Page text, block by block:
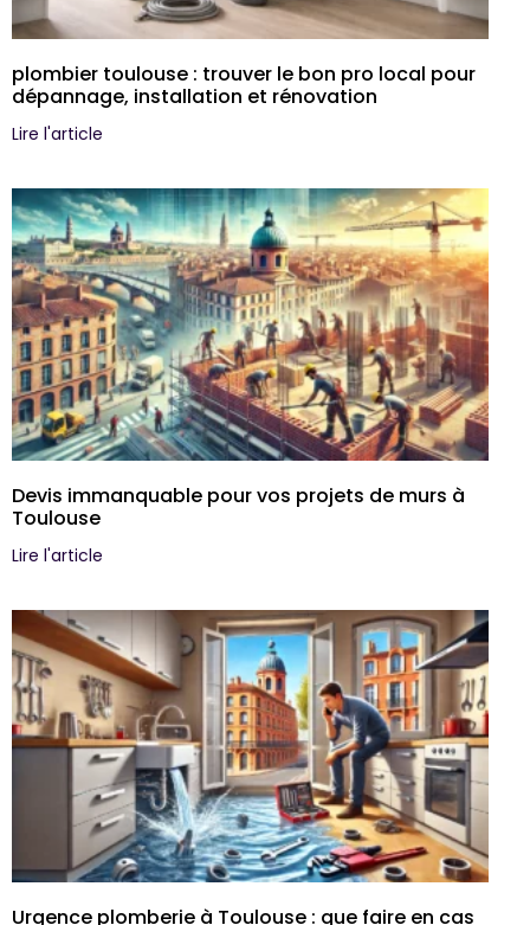
plombier toulouse : trouver le bon pro local pour
dépannage, installation et rénovation
Lire l'article
Devis immanquable pour vos projets de murs à
Toulouse
Lire l'article
Urgence plomberie à Toulouse : que faire en cas